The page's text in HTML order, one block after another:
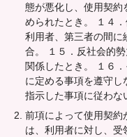
態が悪化し、使用契約
められたとき。 １４
利用者、第三者の間に
合。 １５．反社会的
関係したとき。 １６
に定める事項を遵守
指示した事項に従わな
前項によって使用契約
は、利用者に対し、